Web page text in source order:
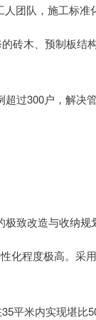
团队，施工标准
砖木、预制板结
过300户，解决
致改造与收纳规
化程度极高。采
平米内实现堪比